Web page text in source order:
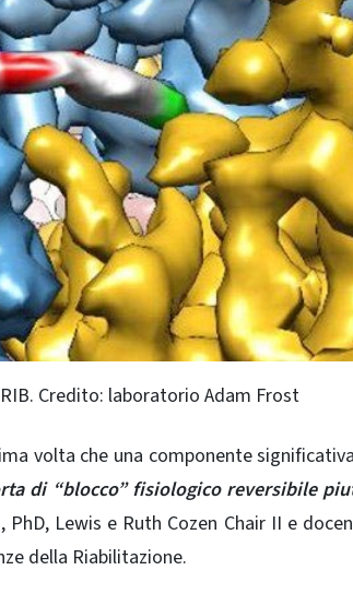
Credito: laboratorio Adam Frost
volta che una componente
di “blocco” fisiologico reversibile
PhD, Lewis e Ruth Cozen Chair II e
della Riabilitazione.